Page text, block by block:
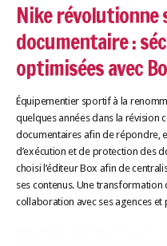
Nike révolutionne
documentaire :
optimisées avec
Équipementier sportif à la
quelques années dans la révision
documentaires afin de répondre,
d’exécution et de protection des
choisi l’éditeur Box afin de
ses contenus. Une transformation
collaboration avec ses agences et